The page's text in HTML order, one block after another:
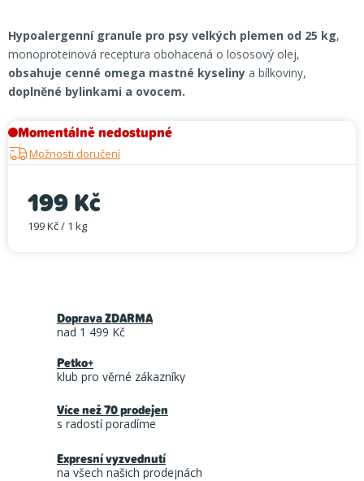
Hypoalergenní granule pro psy velkých plemen od 25 kg,
monoproteinová receptura obohacená o lososový olej,
obsahuje cenné omega mastné kyseliny a bílkoviny,
doplněné bylinkami a ovocem.
Momentálně nedostupné
Možnosti doručení
199 Kč
Měrná cena:
199 Kč / 1 kg
Doprava ZDARMA
nad 1 499 Kč
Petko+
klub pro věrné zákazníky
Více než 70 prodejen
s radostí poradíme
Expresní vyzvednutí
na všech našich prodejnách